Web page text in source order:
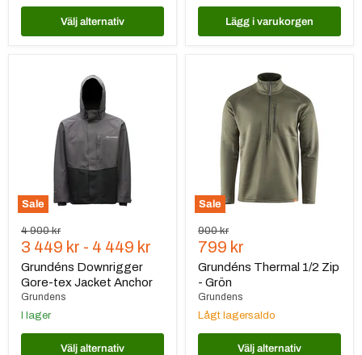
Välj alternativ Lägg i varukorgen
Sale
Ursprungspris
4 900 kr
3 449 kr - 4 449 kr
Grundéns Downrigger
Gore-tex Jacket Anchor
Grundens
I lager
Välj alternativ
Sale
Ursprungspris
900 kr
Nuvarande
pris
799 kr
Grundéns Thermal 1/2 Zip
- Grön
Grundens
Lågt lagersaldo
Välj alternativ